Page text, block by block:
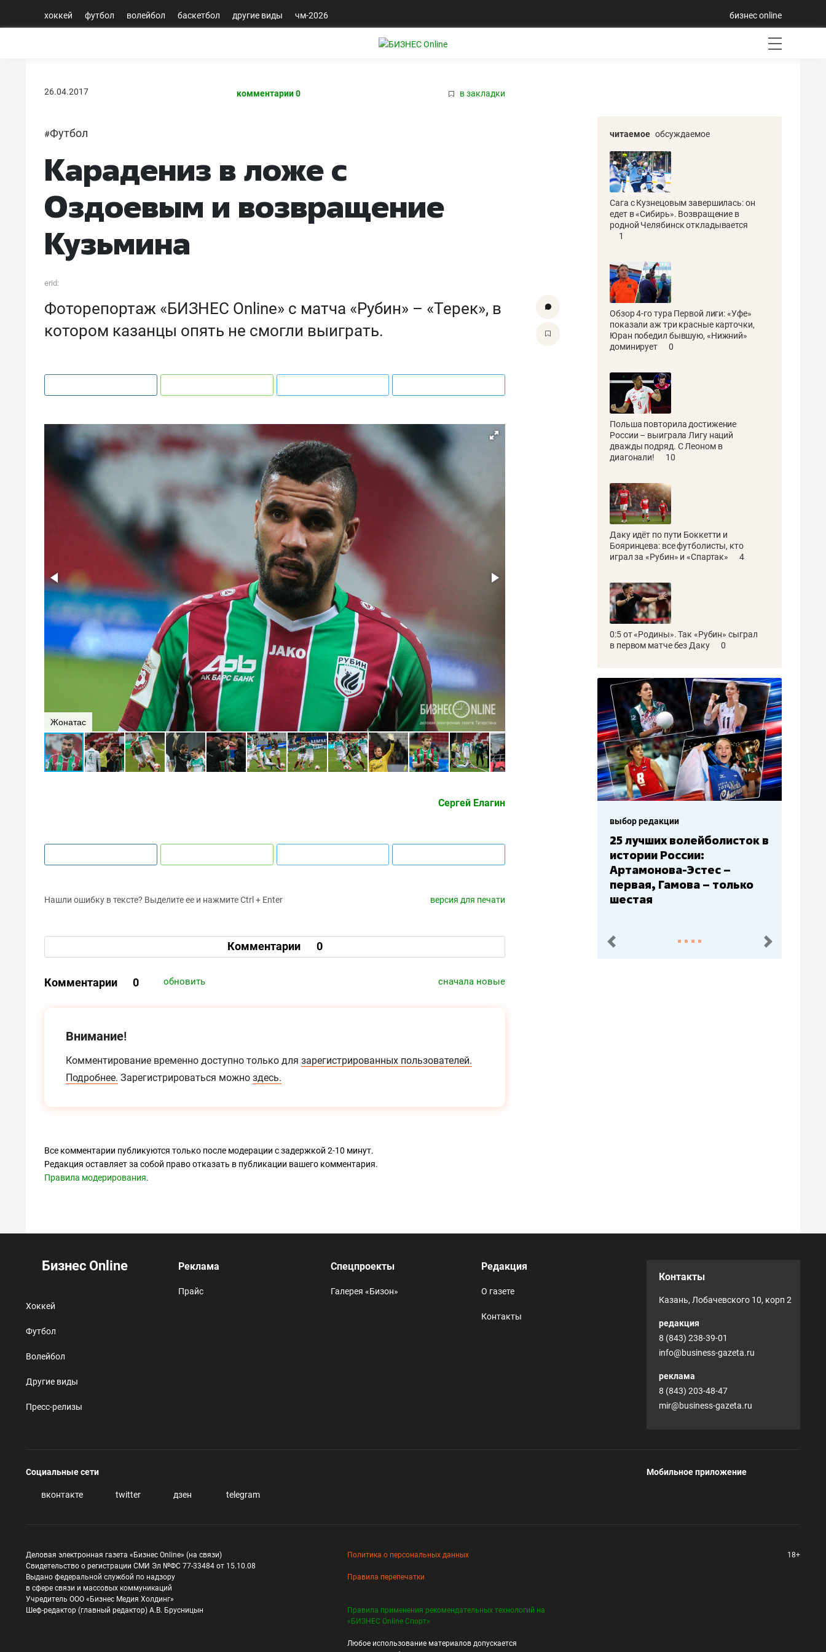
хоккей футбол волейбол баскетбол другие виды чм-2026 бизнес online
26.04.2017 комментарии 0 в закладки
#Футбол
Карадениз в ложе с
Оздоевым и возвращение
Кузьмина
erid:
Фоторепортаж «БИЗНЕС Online» с матча «Рубин» – «Терек», в
котором казанцы опять не смогли выиграть.
Жонатас
Сергей Елагин
Нашли ошибку в тексте? Выделите ее и нажмите Ctrl + Enter версия для печати
Комментарии 0
Комментарии 0 обновить сначала новые
Внимание!
Комментирование временно доступно только для зарегистрированных пользователей.
Подробнее. Зарегистрироваться можно здесь.
Все комментарии публикуются только после модерации с задержкой 2-10 минут.
Редакция оставляет за собой право отказать в публикации вашего комментария.
Правила модерирования.
читаемое обсуждаемое
Сага с Кузнецовым завершилась: он
едет в «Сибирь». Возвращение в
родной Челябинск откладывается
1
Обзор 4-го тура Первой лиги: «Уфе»
показали аж три красные карточки,
Юран победил бывшую, «Нижний»
доминирует
0
Польша повторила достижение
России – выиграла Лигу наций
дважды подряд. С Леоном в
диагонали!
10
Даку идёт по пути Боккетти и
Бояринцева: все футболисты, кто
играл за «Рубин» и «Спартак»
4
0:5 от «Родины». Так «Рубин» сыграл
в первом матче без Даку
0
выбор редакции
25 лучших волейболисток в
истории России:
Артамонова-Эстес –
первая, Гамова – только
шестая
Бюджеты
пред. след.
Бизнес Online
Хоккей
Футбол
Волейбол
Другие виды
Пресс-релизы
Реклама
Прайс
Спецпроекты
Галерея «Бизон»
Редакция
О газете
Контакты
Контакты
Казань, Лобачевского 10, корп 2
редакция
8 (843) 238-39-01
info@business-gazeta.ru
реклама
8 (843) 203-48-47
mir@business-gazeta.ru
Социальные сети
вконтакте twitter дзен telegram
Мобильное приложение
Деловая электронная газета «Бизнес Online» (на связи)
Свидетельство о регистрации СМИ Эл №ФС 77-33484 от 15.10.08
Выдано федеральной службой по надзору
в сфере связи и массовых коммуникаций
Учредитель ООО «Бизнес Медия Холдинг»
Шеф-редактор (главный редактор) А.В. Брусницын
Политика о персональных данных
Правила перепечатки
Правила применения рекомендательных технологий на
«БИЗНЕС Online Спорт»
Любое использование материалов допускается
18+